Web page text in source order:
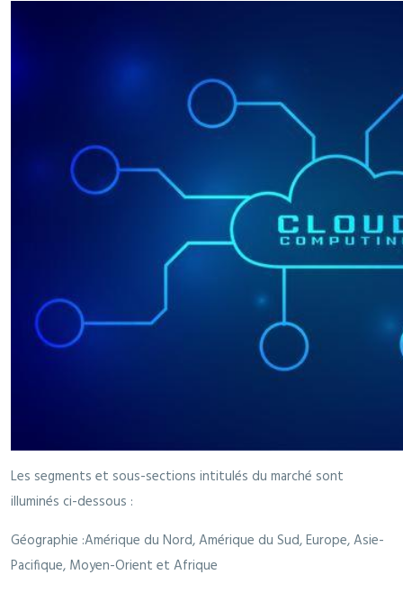
Les segments et sous-sections intitulés du marché sont
illuminés ci-dessous :
Géographie :Amérique du Nord, Amérique du Sud, Europe, Asie-
Pacifique, Moyen-Orient et Afrique